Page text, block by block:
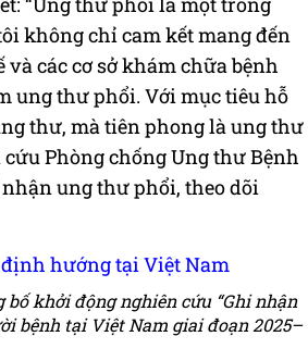
không chỉ cam kết mang đến
các cơ sở khám chữa bệnh
ung thư phổi. Với mục tiêu hỗ
thư, mà tiên phong là ung thư
Phòng chống Ung thư Bệnh
ung thư phổi, theo dõi
khởi động nghiên cứu “Ghi nhận
bệnh tại Việt Nam giai đoạn 2025–